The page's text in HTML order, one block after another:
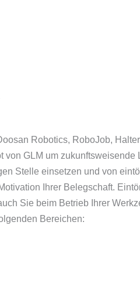
Robotics, RoboJob,
von GLM um zukunftsweisende
Stelle einsetzen und von
Ihrer Belegschaft.
Sie beim Betrieb Ihrer
Bereichen: